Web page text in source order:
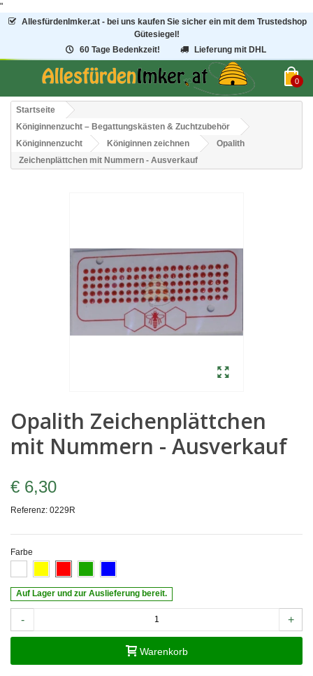
"
AllesfürdenImker.at - bei uns kaufen Sie sicher ein mit dem Trustedshop
Gütesiegel!
60 Tage Bedenkzeit!
Lieferung mit DHL
0
Startseite
Königinnenzucht – Begattungskästen & Zuchtzubehör
Königinnenzucht
Königinnen zeichnen
Opalith
Zeichenplättchen mit Nummern - Ausverkauf
Opalith Zeichenplättchen
mit Nummern - Ausverkauf
€ 6,30
Referenz: 0229R
Farbe
Auf Lager und zur Auslieferung bereit.
- +
Warenkorb